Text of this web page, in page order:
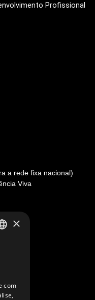
Profissional
a rede fixa nacional)
Viva
×
com